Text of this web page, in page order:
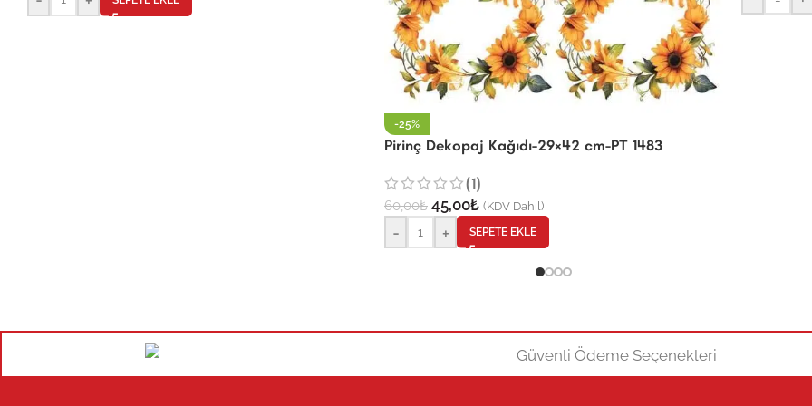
-25%
Pirinç Dekopaj Kağıdı-29×42 cm-PT 1483
(1)
60,00₺ 45,00₺ (KDV Dahil)
- + SEPETE EKLE